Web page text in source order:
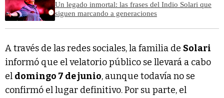
Un legado inmortal: las frases del Indio Solari que
siguen marcando a generaciones
A través de las redes sociales, la familia de Solari
informó que el velatorio público se llevará a cabo
el domingo 7 de junio, aunque todavía no se
confirmó el lugar definitivo. Por su parte, el